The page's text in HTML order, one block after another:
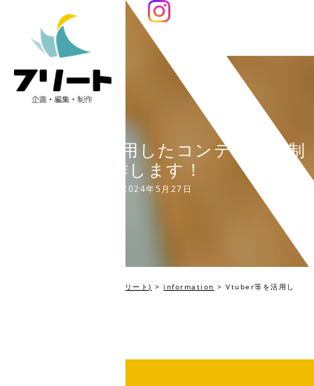
Vtuber等を活用したコンテンツも制
作します！
2024年5月27日
編集プロダクション Fleet(フリート) >information >Vtuber等を活用し